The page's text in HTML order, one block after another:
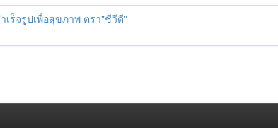
เร็จรูปเพื่อสุขภาพ ตรา"ชีวีดี"